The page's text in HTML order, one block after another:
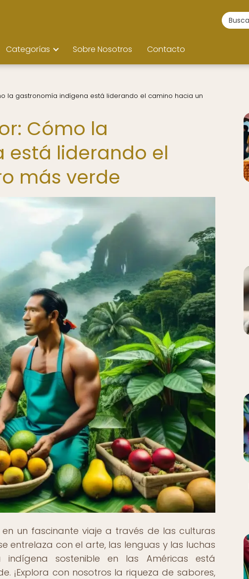
Categorías Sobre Nosotros Contacto
la gastronomía indígena está liderando el camino hacia un
Cómo la
liderando el
más verde
en un fascinante viaje a través de las culturas
entrelaza con el arte, las lenguas y las luchas
sostenible en las Américas está
¡Explora con nosotros la riqueza de sabores,